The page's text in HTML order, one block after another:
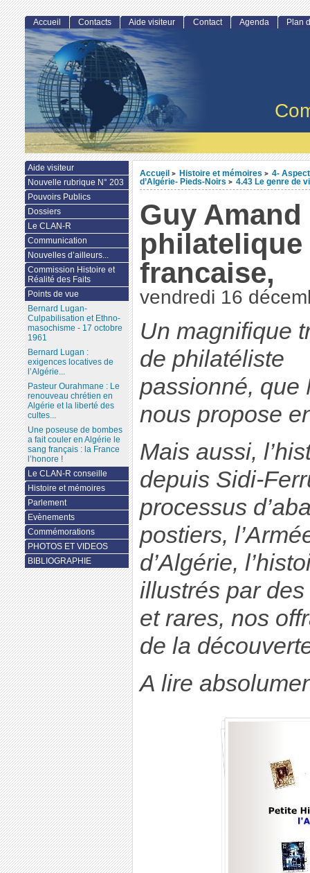
Accueil > Histoire et mémoires > 4-
d’Algérie- Pieds-Noirs > 4.43 Le genre de
Guy
philatelique
francaise,
vendredi 16
Un magnifique
de philatéliste
passionné, que
nous propose
Mais aussi,
depuis Sidi-
processus
postiers,
d’Algérie,
illustrés par
et rares, nos
de la
A lire
Accueil Contacts Aide visiteur Contact Agenda Plan
Aide visiteur
Nouvelle rubrique N° 203
Pouvoirs Publics
Dossiers
Le CLAN-R
Communication
Nouvelles d’ailleurs...
Commission Histoire et
Réalité des Faits
Points de vue
Bernard Lugan-
Culpabilisation et Ethno-
masochisme - 17 octobre
1961
Bernard Lugan :
exigences locatives de
l’Algérie...
Pasteur Ourahmane : Le
renouveau chrétien en
Algérie et la liberté des
cultes...
Une poseuse de bombes
a fait couler en Algérie le
sang français : la France
l’honore !
Le CLAN-R conseille
Histoire et mémoires
Parlement
Evènements
Commémorations
PHOTOS ET VIDEOS
BIBLIOGRAPHIE